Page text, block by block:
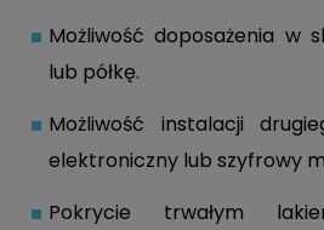
Możliwość doposażenia w
lub półkę.
Możliwość instalacji
elektroniczny lub szyfrowy
Pokrycie trwałym